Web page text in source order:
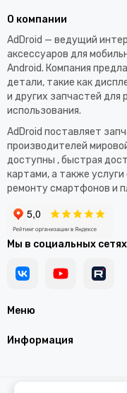
Меню
Информация
О компании
AdDroid — ведущий
аксессуаров для
Android. Компания
детали, такие как
и других запчастей для
использования.​
AdDroid поставляет
производителей
доступны , быстрая
картами, а также
ремонту смартфонов и
Мы в социальных сетях